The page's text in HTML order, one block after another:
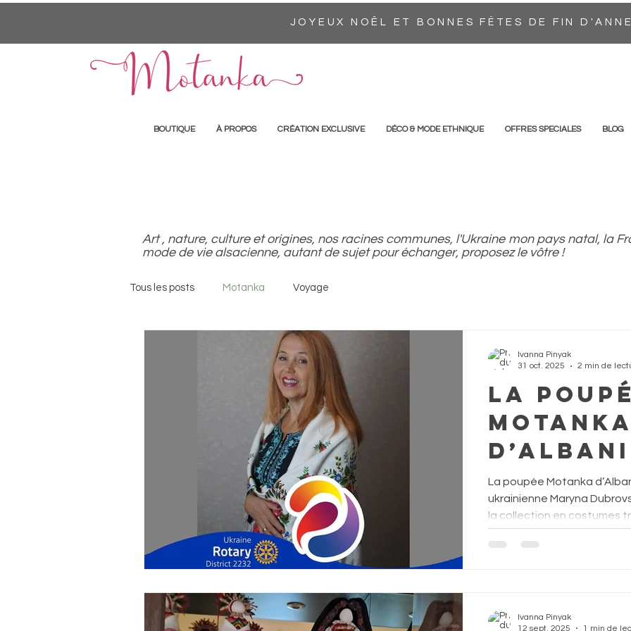
JOYEUX NOÊL ET BONNES FËTES DE FIN
BOUTIQUE À PROPOS CRÉATION EXCLUSIVE DÉCO & MODE ETHNIQUE OFFRES SPECIALES BLOG
Art , nature, culture et origines, nos racines communes, l'Ukraine mon pays natal, la
mode de vie alsacienne, autant de sujet pour échanger, proposez le vôtre !
Tous les posts Motanka Voyage
La
motanka
Conseil
La poupée Motanka
ukrainienne Maryna
la collection en costumes
membres du Conseil de
Ivanna Pinyak
31 oct. 2025
2 min de
Ivanna Pinyak
12 sept. 2025
1 min de